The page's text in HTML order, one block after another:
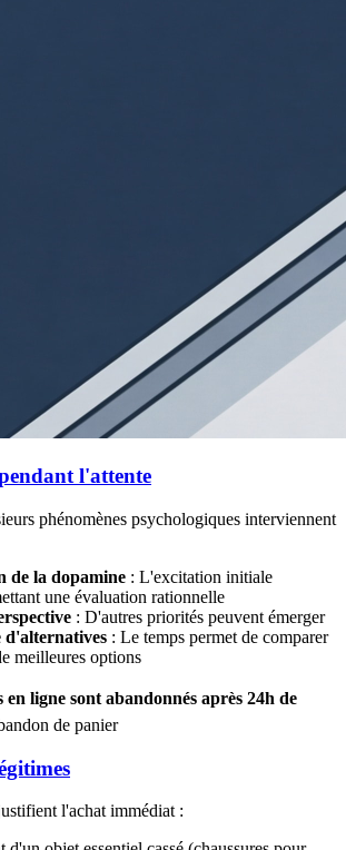
l'attente
phénomènes psychologiques interviennent
de la dopamine : L'excitation initiale
une évaluation rationnelle
: D'autres priorités peuvent émerger
d'alternatives : Le temps permet de comparer
meilleures options
en ligne sont abandonnés après 24h de
de panier
l'achat immédiat :